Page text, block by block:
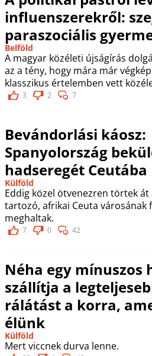
influenszerekről:
paraszociális
Belföld
A magyar közéleti újságírás
az a tény, hogy mára már
klasszikus értelemben vett
3 2 7
Bevándorlási káosz:
Spanyolország
hadseregét Ceutába
Külföld
Eddig közel ötvenezren törtek
tartozó, afrikai Ceuta városának
meghaltak.
7 0 42
Néha egy mínuszos
szállítja a
rálátást a korra,
élünk
Külföld
Mert viccnek durva lenne.